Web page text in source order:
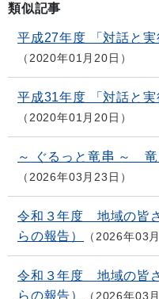
類似記事
平成27年度 「対話と
2020年01月20日
平成31年度 「対話と
2020年01月20日
～ ぐるっと竜串 ～ 竜
2026年03月23日
令和３年度 地域の皆
らの報告）
2026年03
令和３年度 地域の皆
らの報告）
2026年03